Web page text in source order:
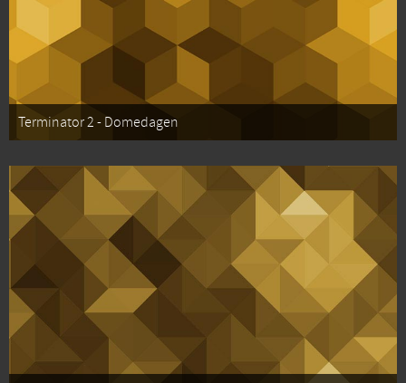
Terminator 2 - Domedagen